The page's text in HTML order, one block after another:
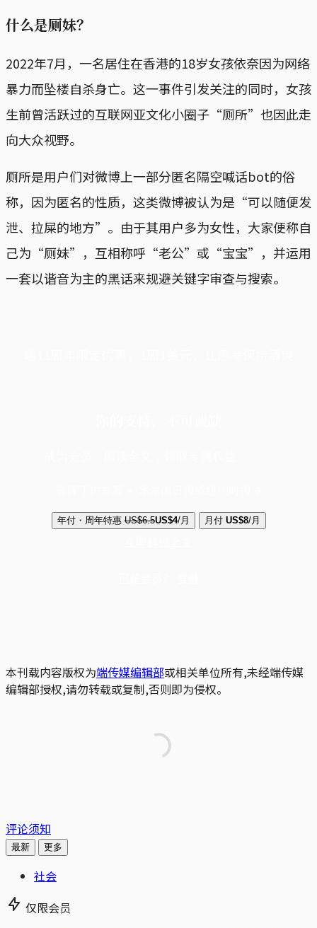
什么是厕妹？
2022年7月，一名居住在香港的18岁女孩依奈因为网络
暴力而坠楼自杀身亡。这一事件引发关注的同时，女孩
生前曾活跃过的互联网亚文化小圈子“厕所”也因此走
向大众视野。
厕所是用户们对微博上一部分匿名隔空喊话bot的俗
称，因为匿名的性质，这类微博被认为是“可以随便发
泄、拉屎的地方”。由于其用户多为女性，大家便称自
己为“厕妹”，互相称呼“老公”或“宝宝”，并运用
一套以谐音为主的黑话来规避关键字审查与搜索。
年付・周年特惠 US$6.5US$4/月 月付 US$8/月
本刊载内容版权为端传媒编辑部或相关单位所有,未经端传媒
编辑部授权,请勿转载或复制,否则即为侵权。
评论须知
最新 更多
社会
仅限会员